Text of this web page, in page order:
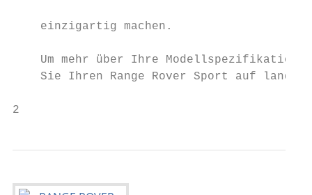
    einzigartig machen.
Um mehr über Ihre Modellspezifikation
Sie Ihren Range Rover Sport auf
2